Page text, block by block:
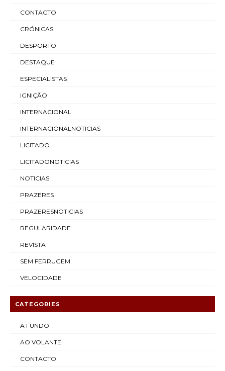
CONTACTO
CRÓNICAS
DESPORTO
DESTAQUE
ESPECIALISTAS
IGNIÇÃO
INTERNACIONAL
INTERNACIONALNOTICIAS
LICITADO
LICITADONOTICIAS
NOTICIAS
PRAZERES
PRAZERESNOTICIAS
REGULARIDADE
REVISTA
SEM FERRUGEM
VELOCIDADE
CATEGORIES
A FUNDO
AO VOLANTE
CONTACTO